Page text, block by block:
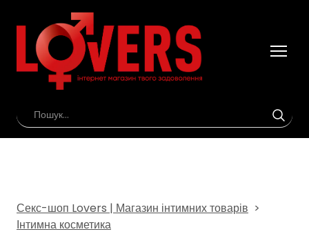
Секс-шоп Lovers | Магазин інтимних товарів
Інтимна косметика